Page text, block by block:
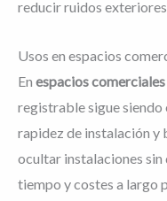
reducir ruidos
Usos en espacios
En espacios
registrable sigue siendo
rapidez de instalación y
ocultar instalaciones sin
tiempo y costes a largo